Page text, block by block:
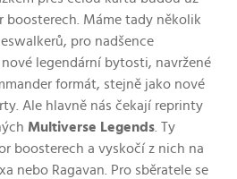
boosterech. Máme tady několik
pro nadšence
legendární bytosti, navržené
formát, stejně jako nové
Ale hlavně nás čekají reprinty
Multiverse Legends. Ty
boosterech a vyskočí z nich na
nebo Ragavan. Pro sběratele se